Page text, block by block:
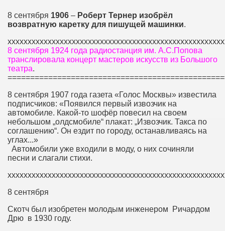
8 сентября 1906 – Роберт Тернер изобрёл
возвратную каретку для пишущей машинки.
8 сентября 1924 года радиостанция им. А.С.Попова
транслировала концерт мастеров искусств из Большого
театра.
8 сентября 1907 года газета «Голос Москвы» известила
подписчиков: «Появился первый извозчик на
автомобиле. Какой-то шофёр повесил на своем
небольшом „олдсмобиле“ плакат: „Извозчик. Такса по
соглашению“. Он ездит по городу, останавливаясь на
углах...»
Автомобили уже входили в моду, о них сочиняли
песни и слагали стихи.
8 сентября
Скотч был изобретен молодым инженером Ричардом
Дрю в 1930 году.